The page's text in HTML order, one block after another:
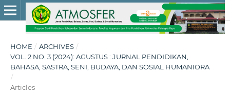
HOME / ARCHIVES /
VOL. 2 NO. 3 (2024): AGUSTUS : JURNAL PENDIDIKAN,
BAHASA, SASTRA, SENI, BUDAYA, DAN SOSIAL HUMANIORA
/
Articles